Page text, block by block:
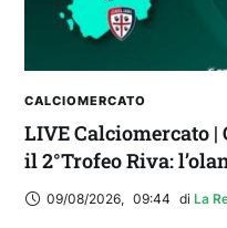
CALCIOMERCATO
LIVE Calciomercato
il 2°Trofeo Riva:
09/08/2026, 09:44 di La